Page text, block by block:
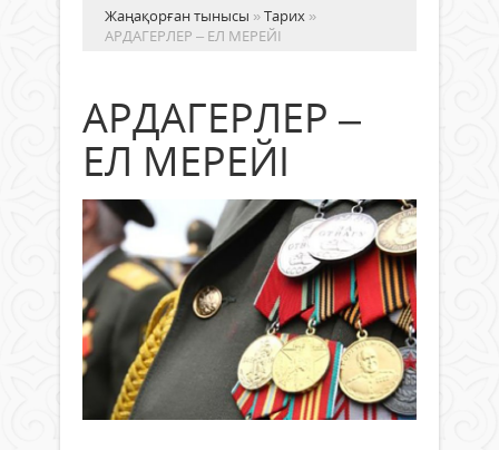
Жаңақорған тынысы »Тарих »
АРДАГЕРЛЕР – ЕЛ МЕРЕЙІ
АРДАГЕРЛЕР –
ЕЛ МЕРЕЙІ